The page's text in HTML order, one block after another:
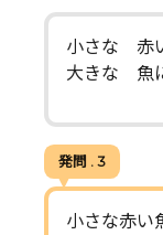
小さな 赤
大きな 魚
発問 . 3
小さな赤い